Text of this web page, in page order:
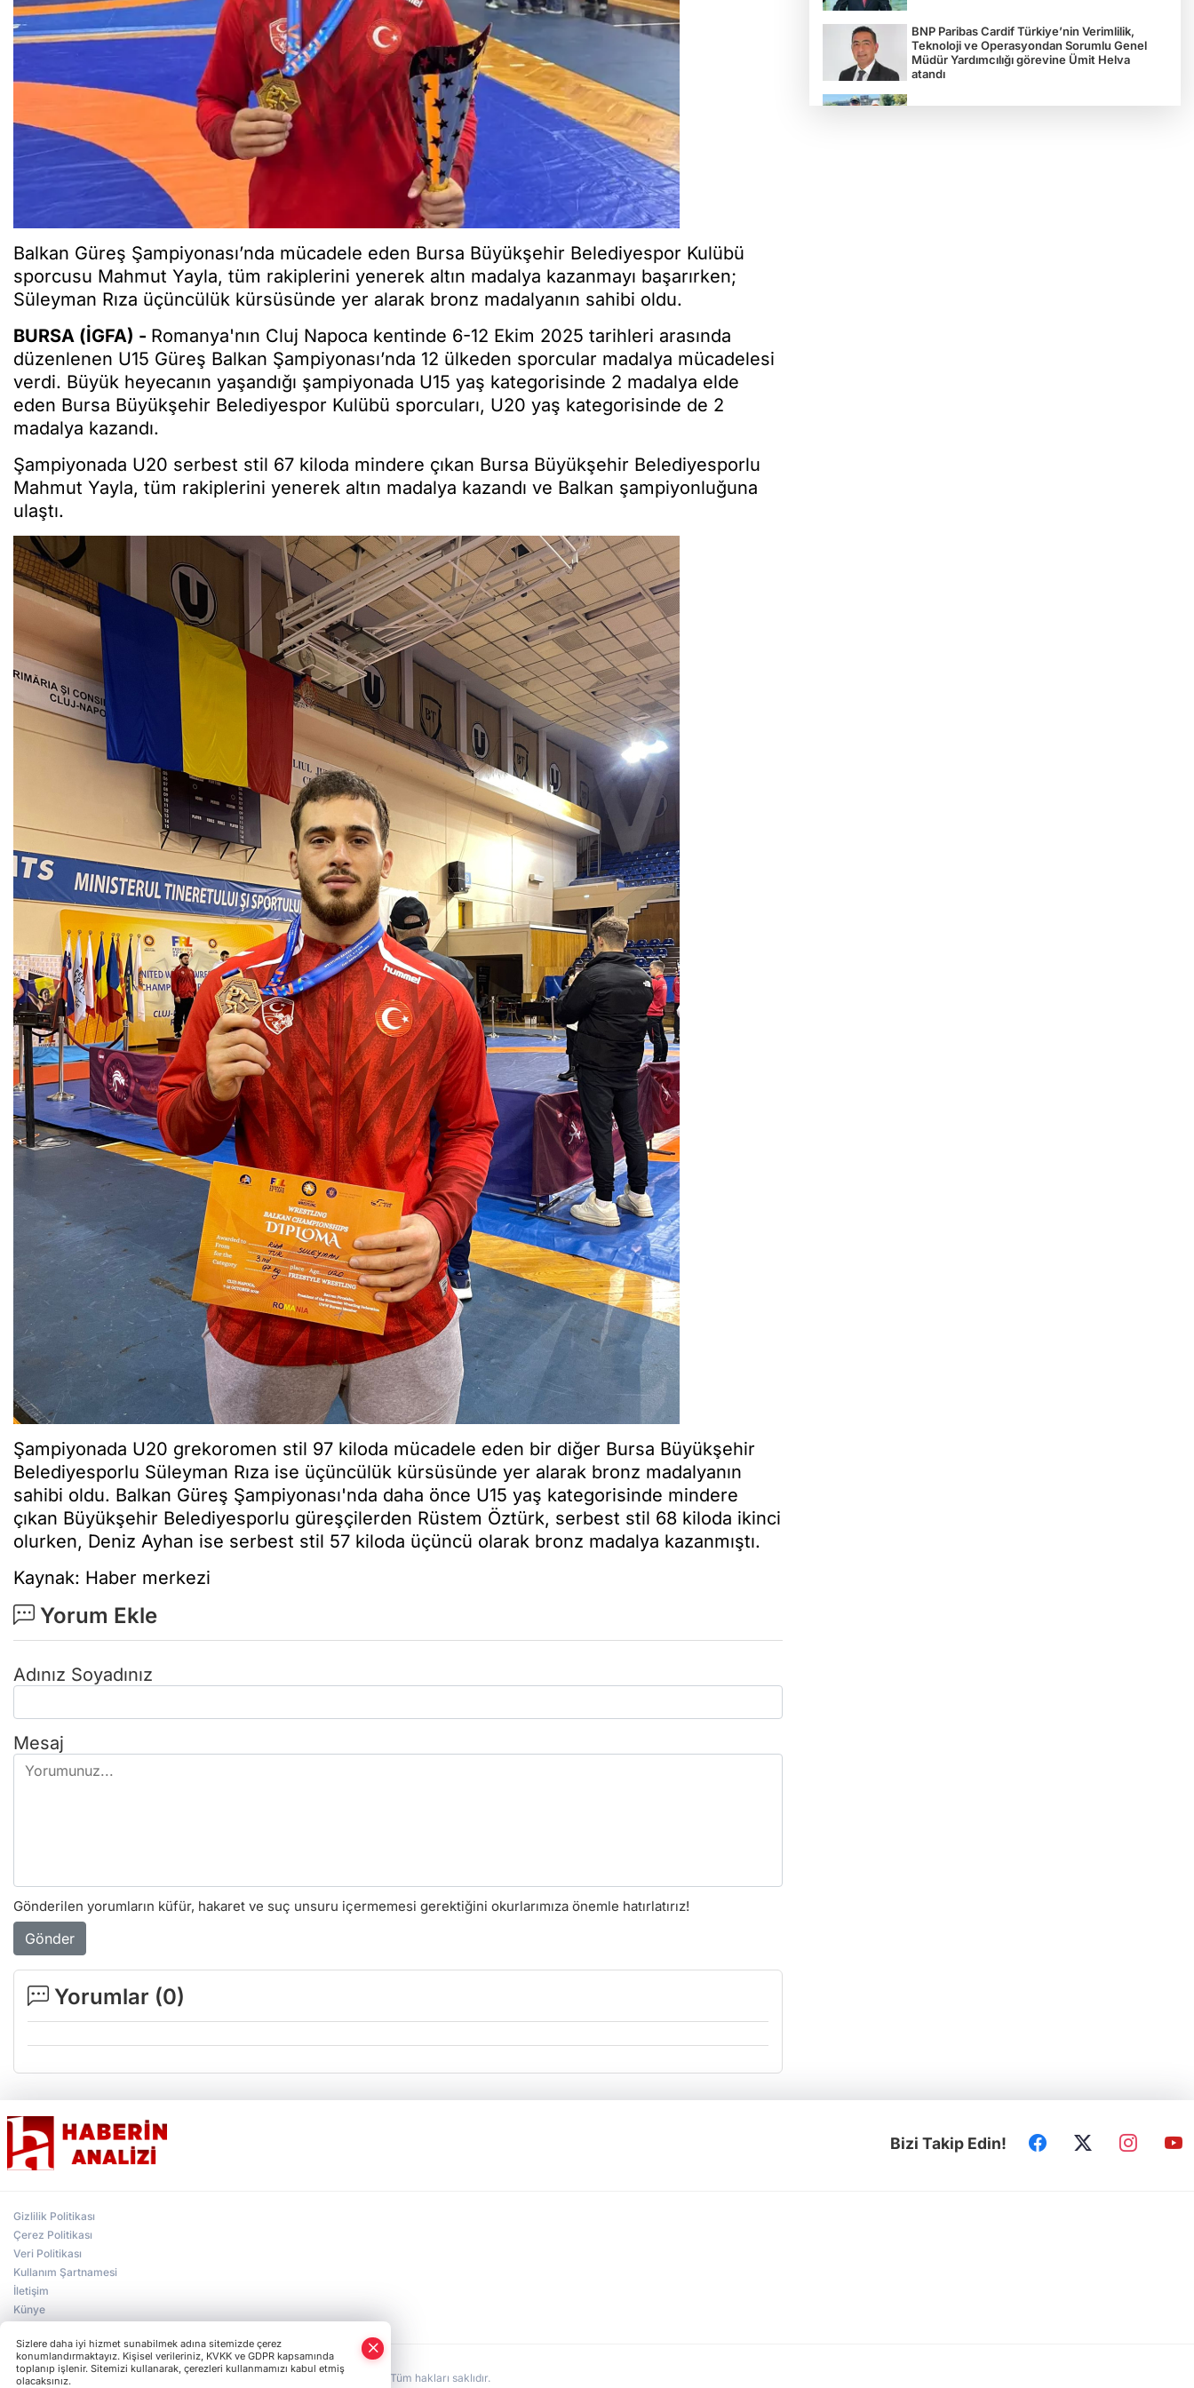
Balkan Güreş Şampiyonası’nda mücadele eden Bursa Büyükşehir Belediyespor Kulübü
sporcusu Mahmut Yayla, tüm rakiplerini yenerek altın madalya kazanmayı başarırken;
Süleyman Rıza üçüncülük kürsüsünde yer alarak bronz madalyanın sahibi oldu.
BURSA (İGFA) - Romanya'nın Cluj Napoca kentinde 6-12 Ekim 2025 tarihleri arasında
düzenlenen U15 Güreş Balkan Şampiyonası’nda 12 ülkeden sporcular madalya mücadelesi
verdi. Büyük heyecanın yaşandığı şampiyonada U15 yaş kategorisinde 2 madalya elde
eden Bursa Büyükşehir Belediyespor Kulübü sporcuları, U20 yaş kategorisinde de 2
madalya kazandı.
Şampiyonada U20 serbest stil 67 kiloda mindere çıkan Bursa Büyükşehir Belediyesporlu
Mahmut Yayla, tüm rakiplerini yenerek altın madalya kazandı ve Balkan şampiyonluğuna
ulaştı.
Şampiyonada U20 grekoromen stil 97 kiloda mücadele eden bir diğer Bursa Büyükşehir
Belediyesporlu Süleyman Rıza ise üçüncülük kürsüsünde yer alarak bronz madalyanın
sahibi oldu. Balkan Güreş Şampiyonası'nda daha önce U15 yaş kategorisinde mindere
çıkan Büyükşehir Belediyesporlu güreşçilerden Rüstem Öztürk, serbest stil 68 kiloda ikinci
olurken, Deniz Ayhan ise serbest stil 57 kiloda üçüncü olarak bronz madalya kazanmıştı.
Kaynak: Haber merkezi
Yorum Ekle
Adınız Soyadınız
Mesaj
Gönderilen yorumların küfür, hakaret ve suç unsuru içermemesi gerektiğini okurlarımıza önemle hatırlatırız!
Gönder
Yorumlar (0)
BNP Paribas Cardif Türkiye’nin Verimlilik,
Teknoloji ve Operasyondan Sorumlu Genel
Müdür Yardımcılığı görevine Ümit Helva
atandı
Bizi Takip Edin!
Gizlilik Politikası
Çerez Politikası
Veri Politikası
Kullanım Şartnamesi
İletişim
Künye
HABER YAZILIMI ve TURKTICARET.NET projesidir Copyright© 2006-2026 Tüm hakları saklıdır.
Sizlere daha iyi hizmet sunabilmek adına sitemizde çerez
konumlandırmaktayız. Kişisel verileriniz, KVKK ve GDPR kapsamında
toplanıp işlenir. Sitemizi kullanarak, çerezleri kullanmamızı kabul etmiş
olacaksınız.
Whatsapp ×